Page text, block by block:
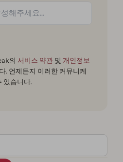
의 서비스 약관 및 개인정보
. 언제든지 이러한 커뮤니케
있습니다.